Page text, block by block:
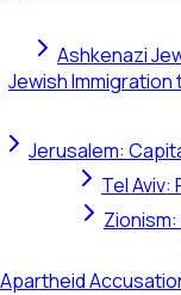
Ashkenazi
Jewish Immigration
Jerusalem:
Tel
Apartheid